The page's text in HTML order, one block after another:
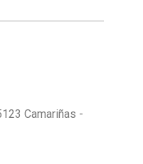
Camariñas -